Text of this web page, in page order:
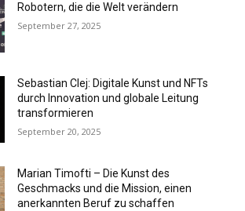
Robotern, die die Welt verändern
September 27, 2025
Sebastian Clej: Digitale Kunst und NFTs
durch Innovation und globale Leitung
transformieren
September 20, 2025
Marian Timofti – Die Kunst des
Geschmacks und die Mission, einen
anerkannten Beruf zu schaffen